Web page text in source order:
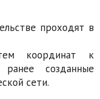
проходят в
координат к
ранее созданные
сети.